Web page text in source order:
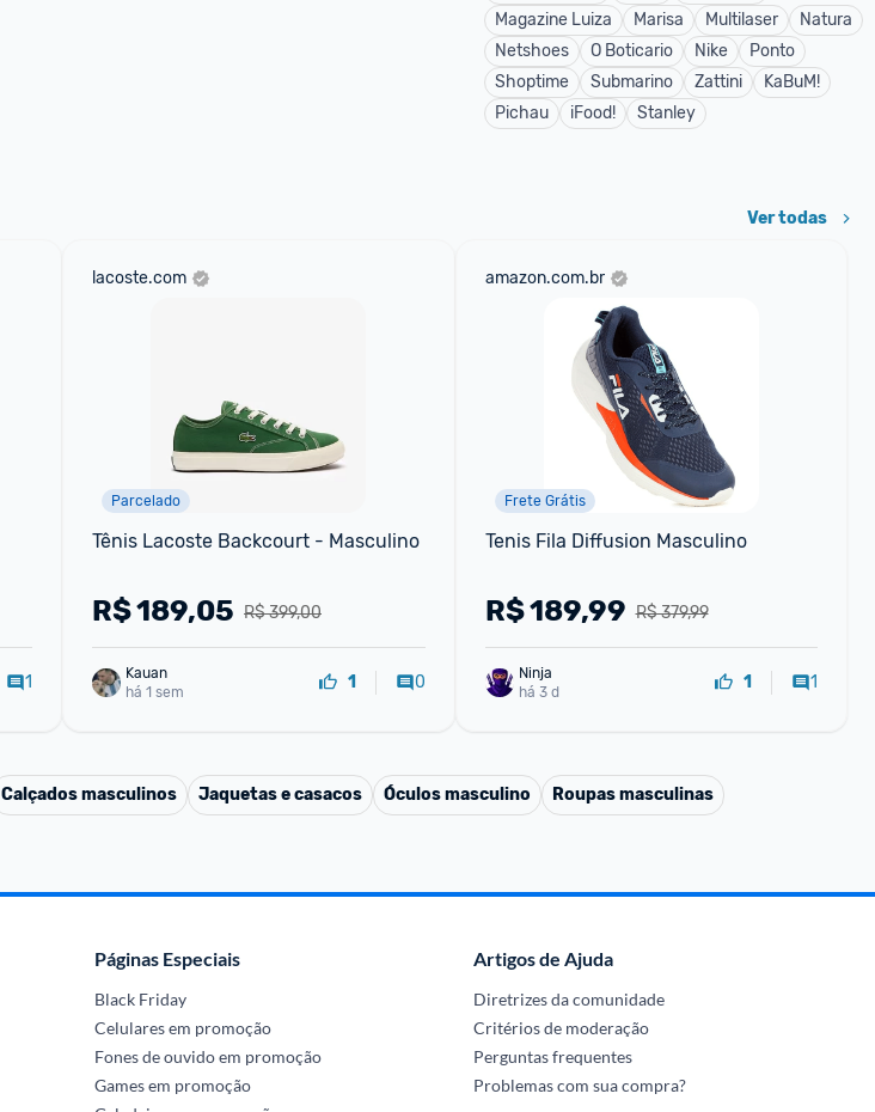
Magazine Luiza
Marisa Multilaser
Natura
Netshoes
O Boticario Nike
Ponto
Shoptime
Submarino Zattini
KaBuM!
Pichau
iFood! Stanley
Ver todas
1
lacoste.com
Parcelado
Tênis Lacoste Backcourt - Masculino
R$ 399,00
R$189,05
Kauan
há 1 sem
1 0
amazon.com.br
Frete Grátis
Tenis Fila Diffusion Masculino
R$ 379,99
R$189,99
há 3 d
1 1
Calçados masculinos Jaquetas e casacos Óculos masculino Roupas masculinas
Páginas Especiais
Black Friday
Celulares em promoção
Fones de ouvido em promoção
Games em promoção
Artigos de Ajuda
Diretrizes da comunidade
Critérios de moderação
Perguntas frequentes
Problemas com sua compra?